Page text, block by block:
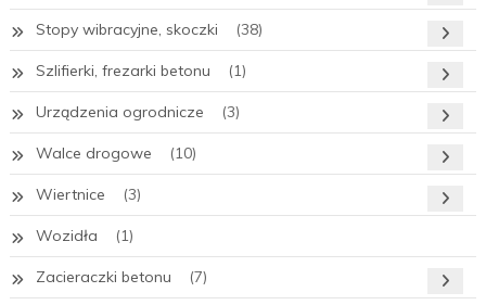
Stopy wibracyjne, skoczki (38)
Szlifierki, frezarki betonu (1)
Urządzenia ogrodnicze (3)
Walce drogowe (10)
Wiertnice (3)
Wozidła (1)
Zacieraczki betonu (7)